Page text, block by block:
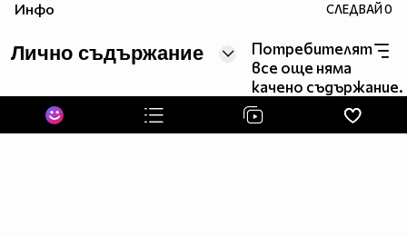
Инфо СЛЕДВАЙ0
Лично съдържание
Потребителят
все още няма
качено съдържание.